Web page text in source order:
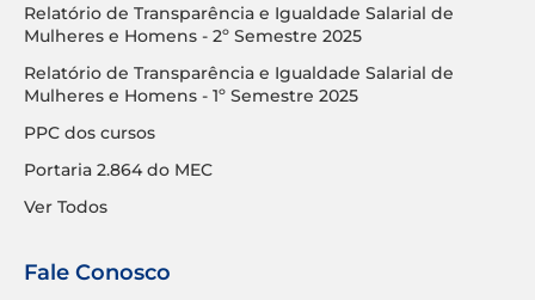
Relatório de Transparência e Igualdade Salarial de
Mulheres e Homens - 2º Semestre 2025
Relatório de Transparência e Igualdade Salarial de
Mulheres e Homens - 1º Semestre 2025
PPC dos cursos
Portaria 2.864 do MEC
Ver Todos
Fale Conosco